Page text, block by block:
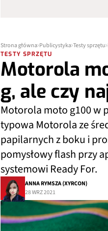
Strona główna Publicystyka Testy sprzętu
TESTY SPRZĘTU
Motorola
g, ale czy
Motorola moto g100 w
typowa Motorola ze
papilarnych z boku i
pomysłowy flash przy
systemowi Ready For.
ANNA RYMSZA (XYRCON)
28 WRZ 2021